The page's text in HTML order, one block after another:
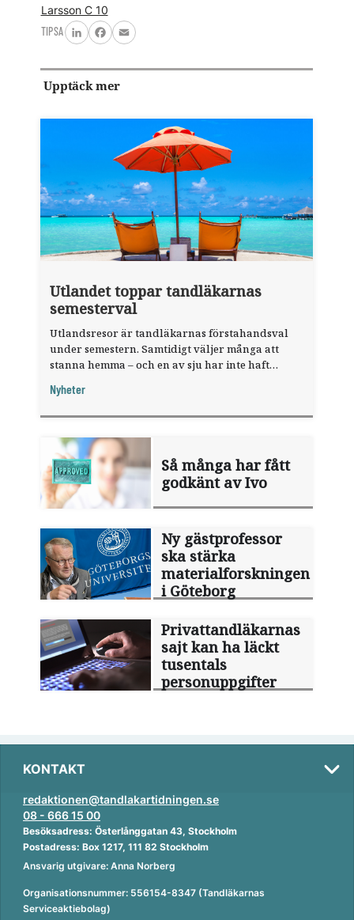
Larsson C 10
TIPSA
LinkedInFacebook
Email
Upptäck mer
Utlandet toppar tandläkarnas
semesterval
Utlandsresor är tandläkarnas förstahandsval
under semestern. Samtidigt väljer många att
stanna hemma – och en av sju har inte haft
fråga".
Nyheter
Så många har fått
godkänt av Ivo
Ny gästprofessor
ska stärka
materialforskningen
i Göteborg
Privattandläkarnas
sajt kan ha läckt
tusentals
personuppgifter
KONTAKT
redaktionen@tandlakartidningen.se
08 - 666 15 00
Besöksadress: Österlånggatan 43, Stockholm
Postadress: Box 1217, 111 82 Stockholm
Ansvarig utgivare: Anna Norberg
Organisationsnummer: 556154-8347 (Tandläkarnas
Serviceaktiebolag)